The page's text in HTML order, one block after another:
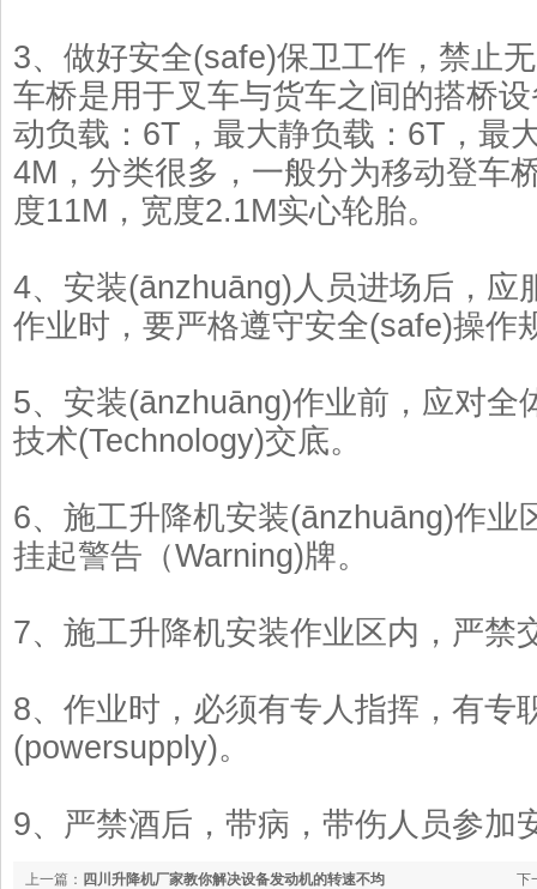
3、做好安全(safe)保卫工作，禁止
车桥是用于叉车与货车之间的搭桥
动负载：6T，最大静负载：6T，最
4M，分类很多，一般分为移动登车
度11M，宽度2.1M实心轮胎。
4、安装(ānzhuāng)人员进场后，应
作业时，要严格遵守安全(safe)操作
5、安装(ānzhuāng)作业前，应对全
技术(Technology)交底。
6、施工升降机安装(ānzhuāng)作业
挂起警告（Warning)牌。
7、施工升降机安装作业区内，严禁
8、作业时，必须有专人指挥，有专
(powersupply)。
9、严禁酒后，带病，带伤人员参加
下
上一篇： 四川升降机厂家教你解决设备发动机的转速不均